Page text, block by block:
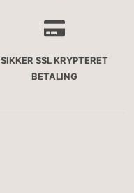
SIKKER SSL KRYPTERET
BETALING